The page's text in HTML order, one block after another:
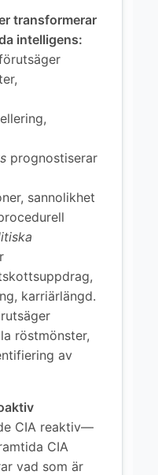
transformerar
intelligens:
prognostiserar
sannolikhet
karriärlängd.
röstmönster,
av
CIA reaktiv—
CIA
vad som är